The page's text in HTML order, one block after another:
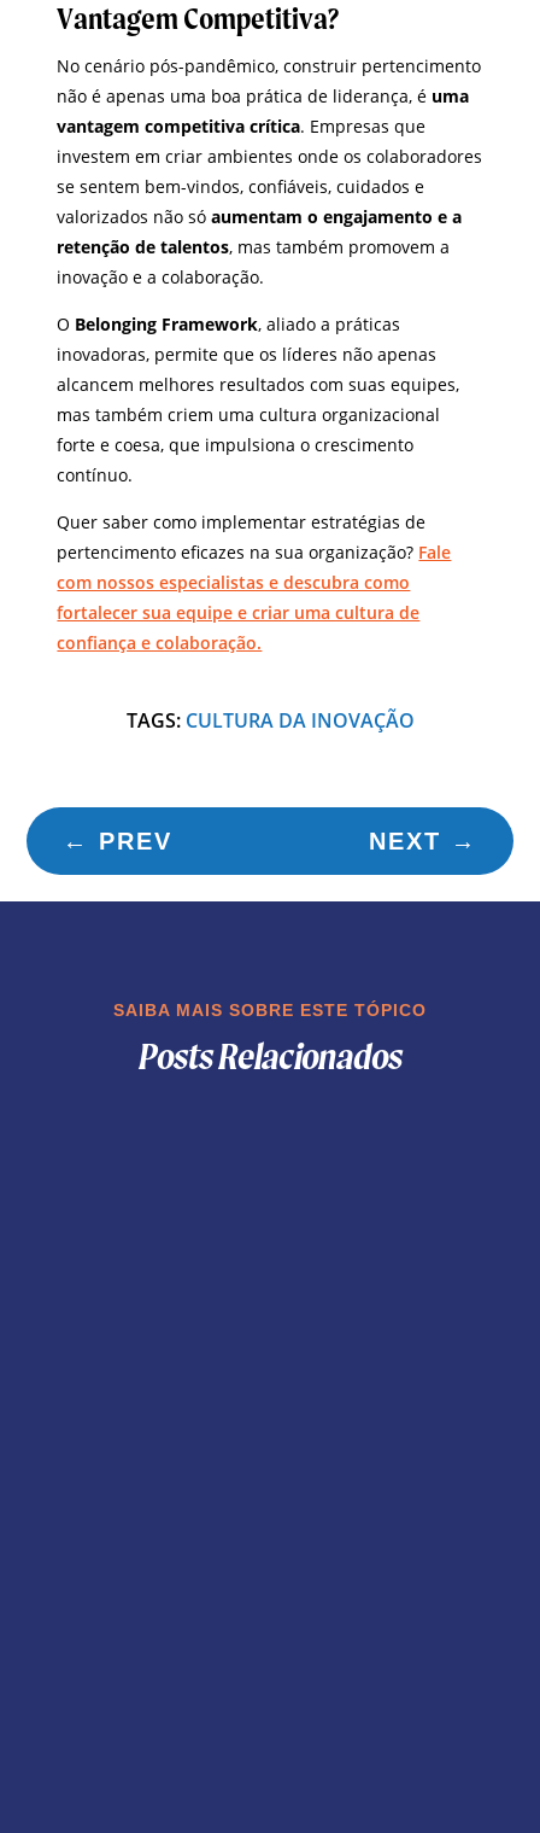
Vantagem Competitiva?
No cenário pós-pandêmico, construir pertencimento
não é apenas uma boa prática de liderança, é uma
vantagem competitiva crítica. Empresas que
investem em criar ambientes onde os colaboradores
se sentem bem-vindos, confiáveis, cuidados e
valorizados não sóaumentam o engajamento e a
retenção de talentos, mas também promovem a
inovação e a colaboração.
O Belonging Framework, aliado a práticas
inovadoras, permite que os líderes não apenas
alcancem melhores resultados com suas equipes,
mas também criem uma cultura organizacional
forte e coesa, que impulsiona o crescimento
contínuo.
Quer saber como implementar estratégias de
pertencimento eficazes na sua organização? Fale
com nossos especialistas e descubra como
fortalecer sua equipe e criar uma cultura de
confiança e colaboração.
TAGS: CULTURA DA INOVAÇÃO
← PREV NEXT →
SAIBA MAIS SOBRE ESTE TÓPICO
Posts Relacionados